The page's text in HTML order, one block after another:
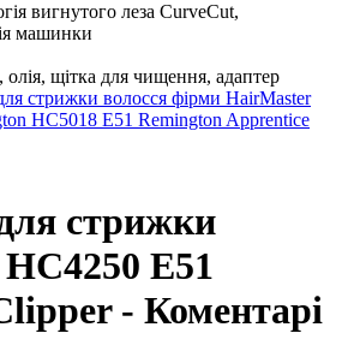
вигнутого леза CurveCut,
машинки
олія, щітка для чищення, адаптер
стрижки волосся фірми HairMaster
HC5018 E51 Remington Apprentice
стрижки
E51
- Коментарі